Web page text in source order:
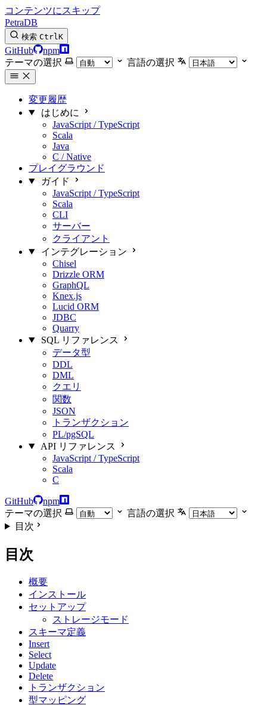
コンテンツにスキップ
PetraDB
検索 CtrlK
GitHub
npm
テーマの選択
言語の選択
変更履歴
はじめに
JavaScript / TypeScript
Scala
Java
C / Native
プレイグラウンド
ガイド
JavaScript / TypeScript
Scala
CLI
サーバー
クライアント
インテグレーション
Chisel
Drizzle ORM
GraphQL
Knex.js
Lucid ORM
JDBC
Quarry
SQL リファレンス
データ型
DDL
DML
クエリ
関数
JSON
トランザクション
PL/pgSQL
API リファレンス
JavaScript / TypeScript
Scala
C
GitHub
npm
テーマの選択
言語の選択
目次
目次
概要
インストール
セットアップ
ストレージモード
スキーマ定義
Insert
Select
Update
Delete
トランザクション
型マッピング